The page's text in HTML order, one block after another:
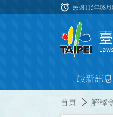
:::
alarm 民國115年08
最新訊息
首頁 解釋